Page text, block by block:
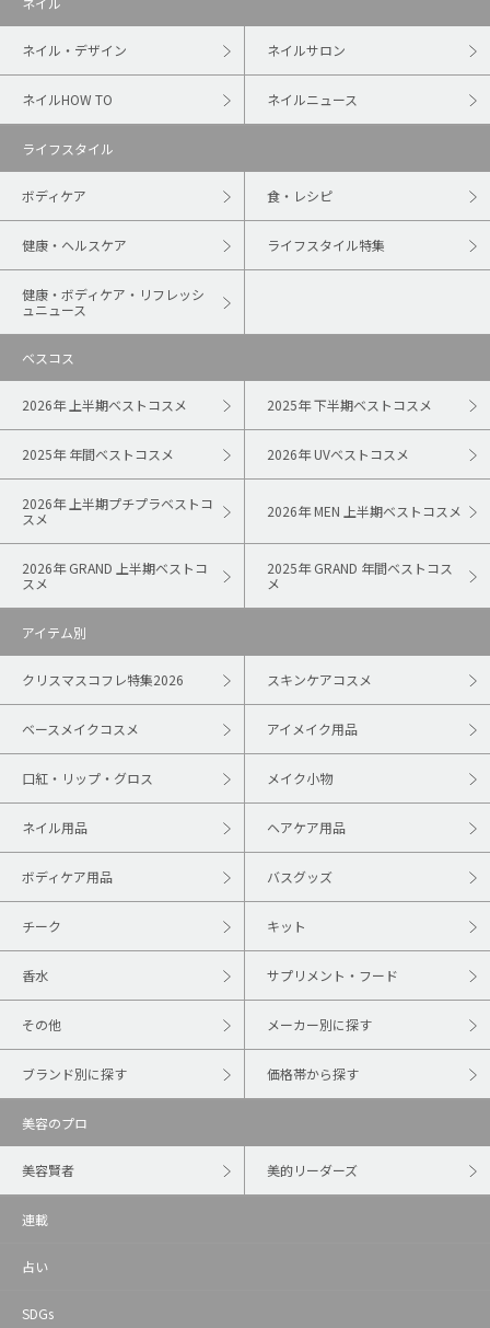
ネイル・デザイン ネイルサロン
ネイルHOW TO ネイルニュース
ライフスタイル
ボディケア 食・レシピ
健康・ヘルスケア ライフスタイル特集
健康・ボディケア・リフレッシ
ュニュース
ベスコス
2026年 上半期ベストコスメ 2025年 下半期ベストコスメ
2025年 年間ベストコスメ 2026年 UVベストコスメ
2026年 上半期プチプラベストコ
スメ
2026年 MEN 上半期ベストコスメ
2026年 GRAND 上半期ベストコ
スメ
2025年 GRAND 年間ベストコス
メ
アイテム別
クリスマスコフレ特集2026 スキンケアコスメ
ベースメイクコスメ アイメイク用品
口紅・リップ・グロス メイク小物
ネイル用品 ヘアケア用品
ボディケア用品 バスグッズ
チーク キット
香水 サプリメント・フード
その他 メーカー別に探す
ブランド別に探す 価格帯から探す
美容のプロ
美容賢者 美的リーダーズ
連載
占い
SDGs